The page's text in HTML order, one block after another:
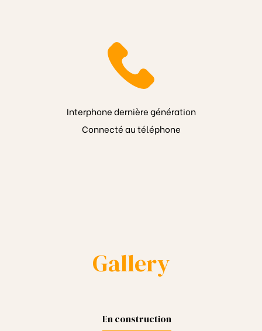
Interphone dernière génération
Connecté au téléphone
Gallery
En construction